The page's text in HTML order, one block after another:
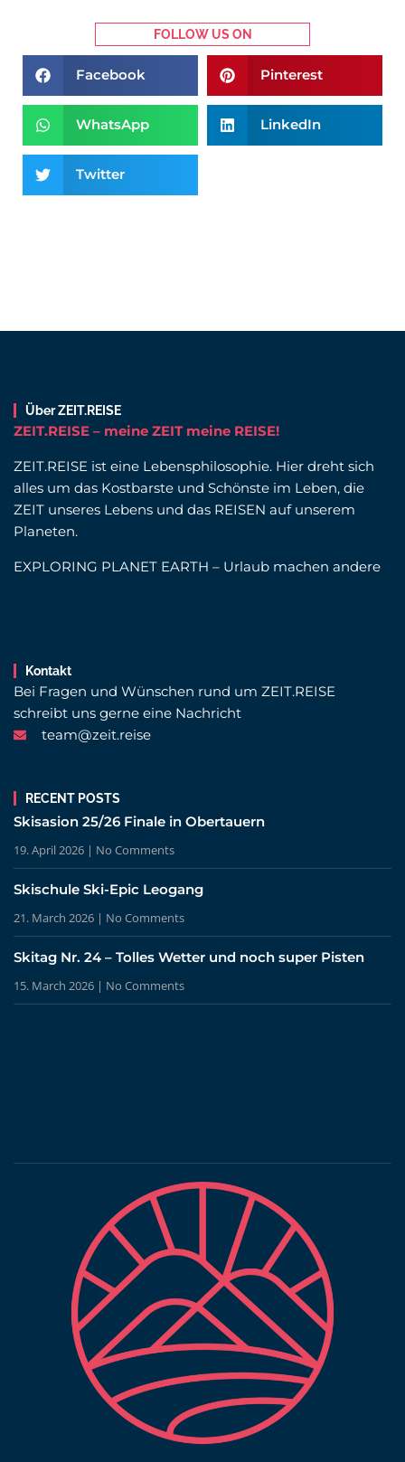
FOLLOW US ON
Facebook Pinterest
WhatsApp LinkedIn
Twitter
Über ZEIT.REISE
ZEIT.REISE – meine ZEIT meine REISE!
ZEIT.REISE ist eine Lebensphilosophie. Hier dreht sich
alles um das Kostbarste und Schönste im Leben, die
ZEIT unseres Lebens und das REISEN auf unserem
Planeten.
EXPLORING PLANET EARTH – Urlaub machen andere
Kontakt
Bei Fragen und Wünschen rund um ZEIT.REISE
schreibt uns gerne eine Nachricht
team@zeit.reise
RECENT POSTS
Skisasion 25/26 Finale in Obertauern
19. April 2026 No Comments
Skischule Ski-Epic Leogang
21. March 2026 No Comments
Skitag Nr. 24 – Tolles Wetter und noch super Pisten
15. March 2026 No Comments